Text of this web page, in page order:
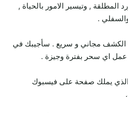
المطلقة , وتيسير الامور بالحياة ,
.
، الكشف مجاني و سريع . سأجيبك في
عمل اي سحر بفترة وجيزة .
الذي يملك صفحة على فيسبوك